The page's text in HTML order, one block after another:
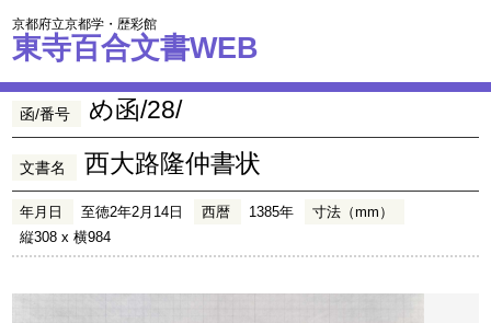
京都府立京都学・歴彩館
東寺百合文書WEB
函/番号 め函/28/
文書名 西大路隆仲書状
年月日 至徳2年2月14日 西暦 1385年
寸法（mm）
縦308 x 横984